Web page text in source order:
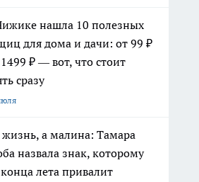
нашла 10 полезных
для дома и дачи: от 99 ₽
₽ — вот, что стоит
сразу
а малина: Тамара
назвала знак, которому
лета привалит